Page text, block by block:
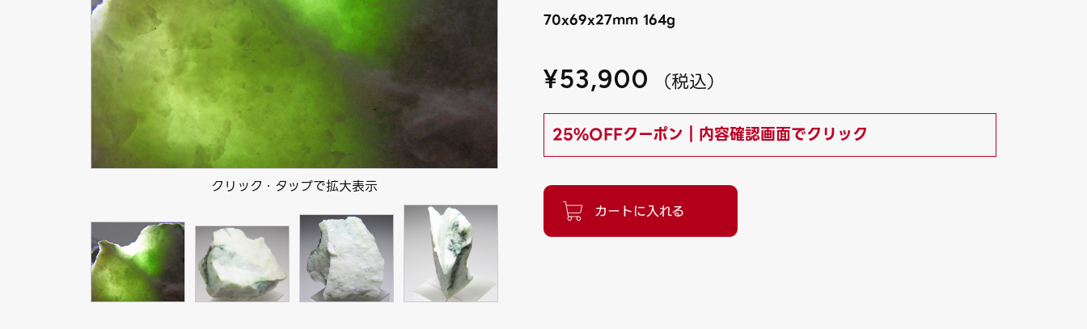
クリック・タップで拡大表示
70x69x27mm 164g
¥53,900 （税込）
25%OFFクーポン｜内容確認画面でクリック